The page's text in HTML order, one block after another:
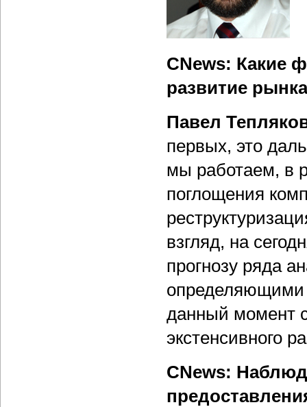
CNews: Какие
развитие
Павел
первых, это
мы работаем, в
поглощения
взгляд, на
прогнозу ряда
определяющими
данный момент
экстенсивного
CNews: